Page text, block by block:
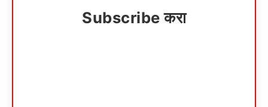
Subscribe करा